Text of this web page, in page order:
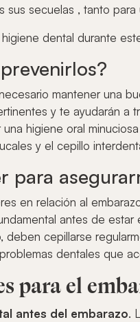
sus secuelas , tanto
dental durante
mantener una
y te ayudarán a
higiene oral
y el cepillo
para
en relación al
antes de
cepillarse
dentales que
para el
antes del embarazo.